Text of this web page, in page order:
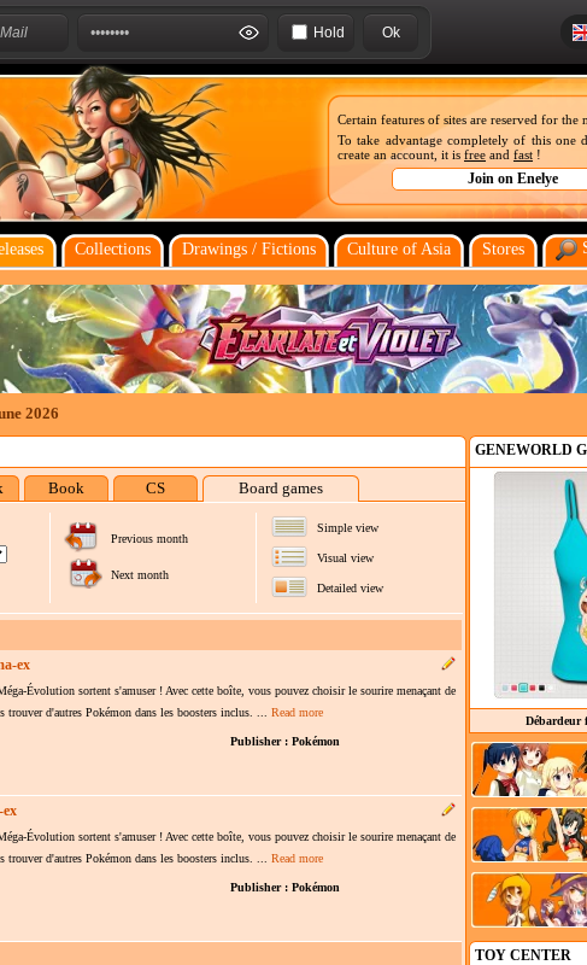
Hold
Certain features of sites are reserved for the
To take advantage completely of this one
create an account, it is free and fast !
Collections Drawings / Fictions Culture of Asia Stores
2026
Book CS Board games
Previous month
Next month
Simple view
Visual view
Detailed view
ex
Évolution sortent s'amuser ! Avec cette boîte, vous pouvez choisir le sourire menaçant de
d'autres Pokémon dans les boosters inclus. ... Read more
Publisher : Pokémon
Évolution sortent s'amuser ! Avec cette boîte, vous pouvez choisir le sourire menaçant de
d'autres Pokémon dans les boosters inclus. ... Read more
Publisher : Pokémon
GENEWORLD
Débardeur
TOY CENTER